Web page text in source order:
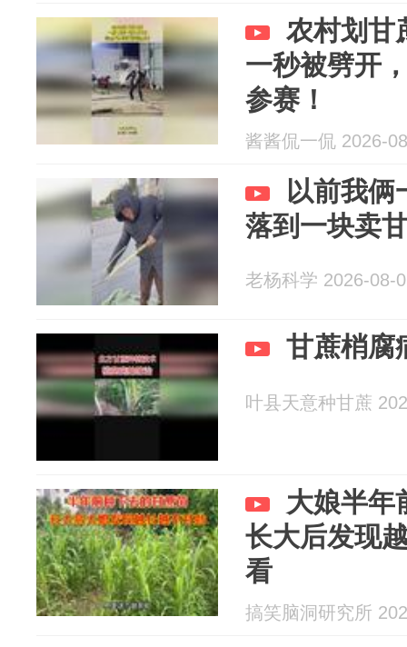
农村划甘
一秒被劈开
参赛！
酱酱侃一侃 2026-
以前我俩
落到一块卖
老杨科学 2026-08-
甘蔗梢腐
叶县天意种甘蔗
大娘半年
长大后发现
看
搞笑脑洞研究所